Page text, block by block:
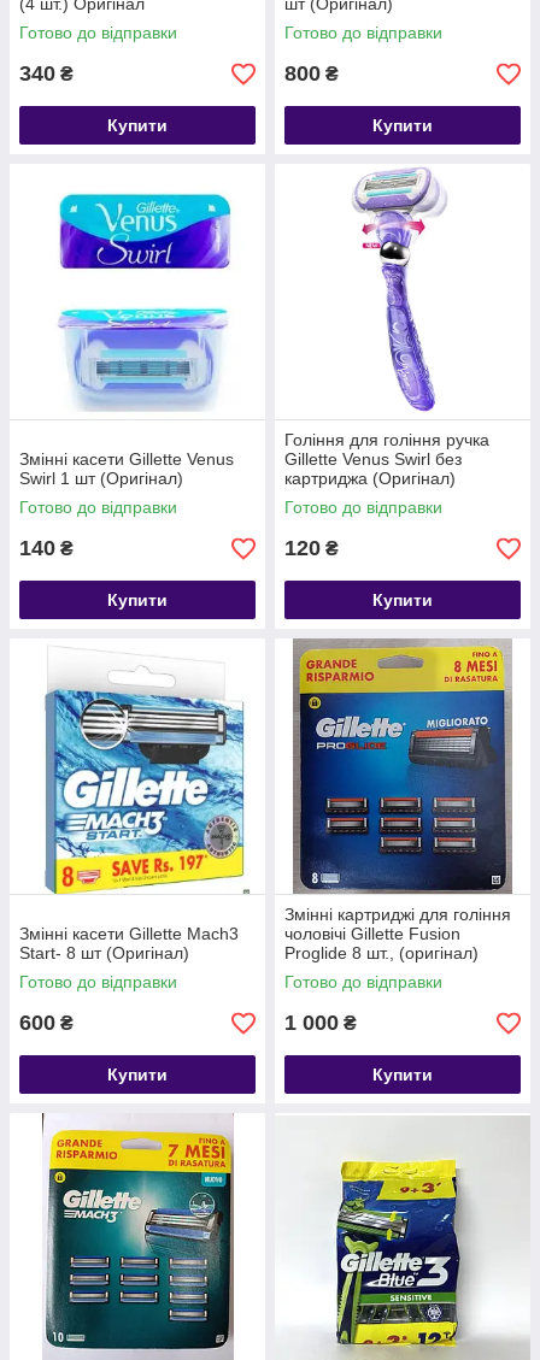
(4 шт.) Оригінал
Готово до відправки
340 ₴
Купити
шт (Оригінал)
Готово до відправки
800 ₴
Купити
Змінні касети Gillette Venus
Swirl 1 шт (Оригінал)
Готово до відправки
140 ₴
Купити
Гоління для гоління ручка
Gillette Venus Swirl без
картриджа (Оригінал)
Готово до відправки
120 ₴
Купити
Змінні касети Gillette Mach3
Start- 8 шт (Оригінал)
Готово до відправки
600 ₴
Купити
Змінні картриджі для гоління
чоловічі Gillette Fusion
Proglide 8 шт., (оригінал)
Готово до відправки
1 000 ₴
Купити